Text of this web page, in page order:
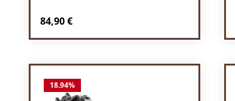
Regulärer Preis:
84,90 €
18.94%